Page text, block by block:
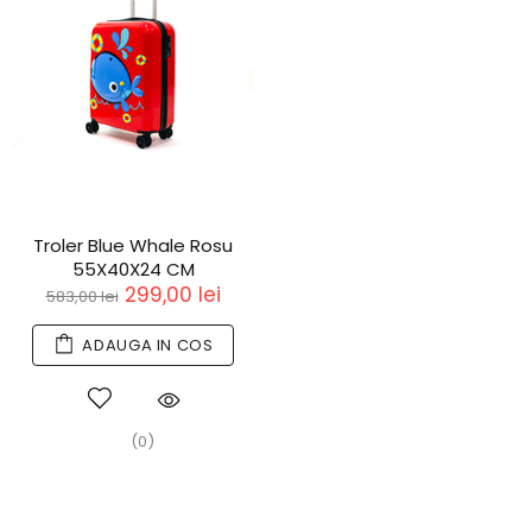
Troler Blue Whale Rosu
55X40X24 CM
583,00 lei 299,00 lei
ADAUGA IN COS
(0)